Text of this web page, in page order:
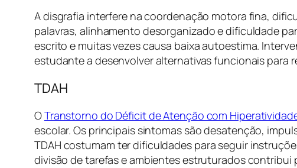
A disgrafia interfere na coordenação motora fina,
palavras, alinhamento desorganizado e dificuldade
escrito e muitas vezes causa baixa autoestima.
estudante a desenvolver alternativas funcionais para
TDAH
OTranstorno do Déficit de Atenção com
escolar. Os principais sintomas são desatenção,
TDAH costumam ter dificuldades para seguir
divisão de tarefas e ambientes estruturados contribui